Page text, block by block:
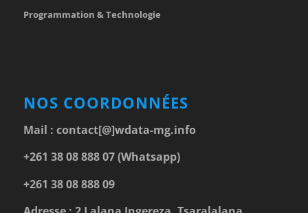
Programmation & Technologie
NOS COORDONNÉES
Mail : contact[@]wdata-mg.info
+261 38 08 888 07 (Whatsapp)
+261 38 08 888 09